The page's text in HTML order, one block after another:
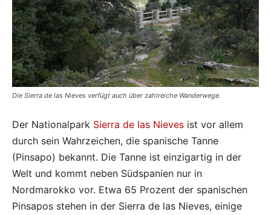
Die Sierra de las Nieves verfügt auch über zahlreiche Wanderwege.
Der Nationalpark Sierra de las Nieves ist vor allem
durch sein Wahrzeichen, die spanische Tanne
(Pinsapo) bekannt. Die Tanne ist einzigartig in der
Welt und kommt neben Südspanien nur in
Nordmarokko vor. Etwa 65 Prozent der spanischen
Pinsapos stehen in der Sierra de las Nieves, einige